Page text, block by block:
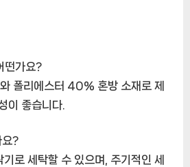
떤가요?
폴리에스터 40% 혼방 소재로 제
이 좋습니다.
요?
로 세탁할 수 있으며, 주기적인 세